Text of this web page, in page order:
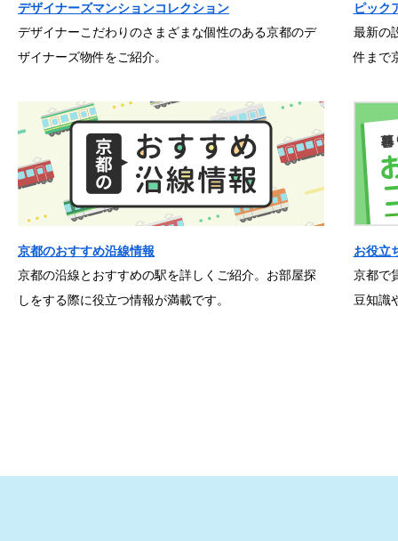
デザイナーズマンションコレクション
デザイナーこだわりのさまざまな個性のある京都のデ
ザイナーズ物件をご紹介。
ピック
最新の
件まで
京都のおすすめ沿線情報
京都の沿線とおすすめの駅を詳しくご紹介。お部屋探
しをする際に役立つ情報が満載です。
お役立
京都で
豆知識